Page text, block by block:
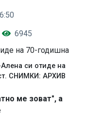
6945
си отиде на
СНИМКИ: АРХИВ
ме зоват", а